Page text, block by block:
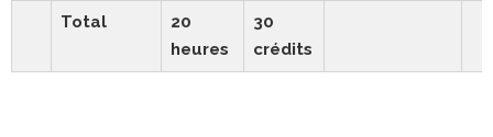
Total
20
heures
30
crédits